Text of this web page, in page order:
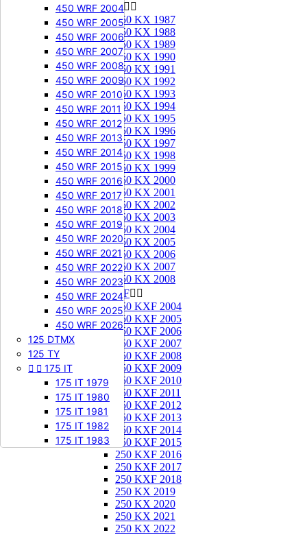
450 WRF 2004
450 WRF 2005
450 WRF 2006
450 WRF 2007
450 WRF 2008
450 WRF 2009
450 WRF 2010
450 WRF 2011
450 WRF 2012
450 WRF 2013
450 WRF 2014
450 WRF 2015
450 WRF 2016
450 WRF 2017
450 WRF 2018
450 WRF 2019
450 WRF 2020
450 WRF 2021
450 WRF 2022
450 WRF 2023
450 WRF 2024
450 WRF 2025
450 WRF 2026
125 DTMX
125 TY
  175 IT
175 IT 1979
175 IT 1980
175 IT 1981
175 IT 1982
175 IT 1983
250 KX 
250 KX 1987
250 KX 1988
250 KX 1989
250 KX 1990
250 KX 1991
250 KX 1992
250 KX 1993
250 KX 1994
250 KX 1995
250 KX 1996
250 KX 1997
250 KX 1998
250 KX 1999
250 KX 2000
250 KX 2001
250 KX 2002
250 KX 2003
250 KX 2004
250 KX 2005
250 KX 2006
250 KX 2007
250 KX 2008
250 KXF 
250 KXF 2004
250 KXF 2005
250 KXF 2006
250 KXF 2007
250 KXF 2008
250 KXF 2009
250 KXF 2010
250 KXF 2011
250 KXF 2012
250 KXF 2013
250 KXF 2014
250 KXF 2015
250 KXF 2016
250 KXF 2017
250 KXF 2018
250 KX 2019
250 KX 2020
250 KX 2021
250 KX 2022